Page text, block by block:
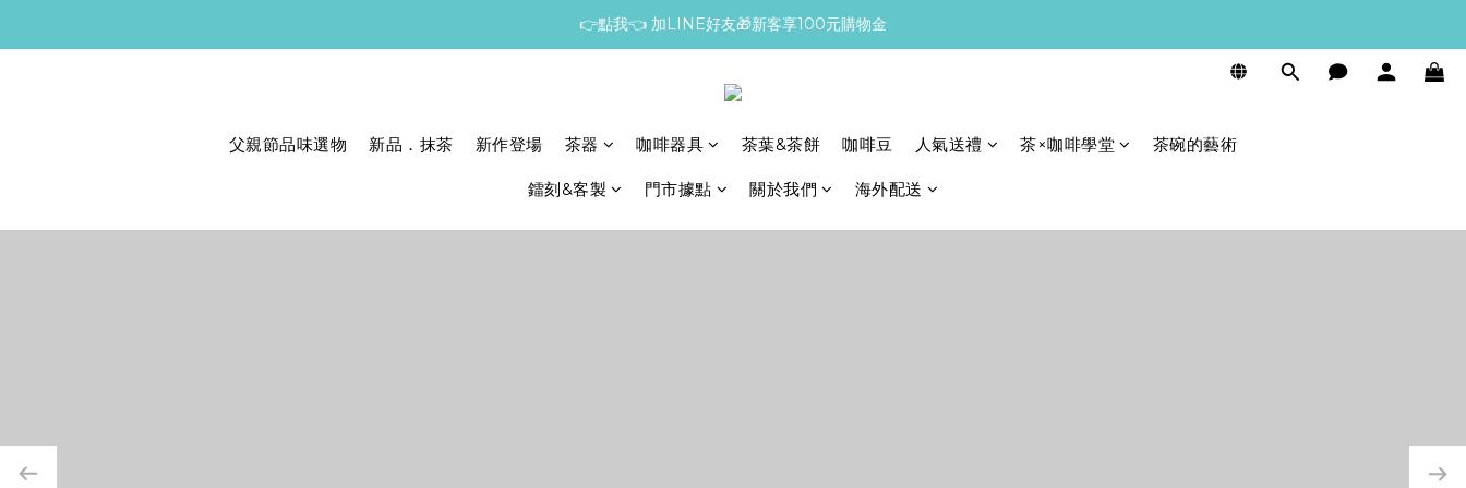
👉點我👈 加LINE好友🎁新客享100元購物金
父親節品味選物 新品．抹茶 新作登場 茶器 咖啡器具 茶葉&茶餅 咖啡豆 人氣送禮 茶×咖啡學堂 茶碗的藝術
鐳刻&客製 門市據點 關於我們 海外配送